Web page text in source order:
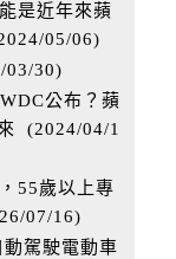
是近年來蘋
05/06)
03/30)
公布？蘋
(2024/04/1
55歲以上專
07/16)
駕駛電動車